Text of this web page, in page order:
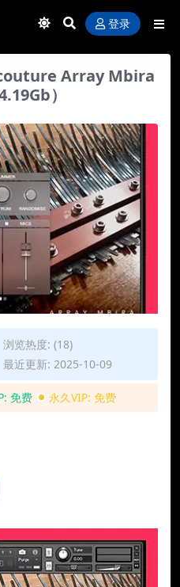
登录
Array Mbira
）
浏览热度: (18)
最近更新: 2025-10-09
免费 永久VIP: 免费